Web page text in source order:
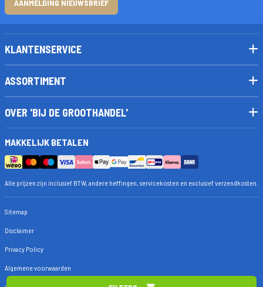
AANMELDING NIEUWSBRIEF
KLANTENSERVICE
ASSORTIMENT
OVER 'BIJ DE GROOTHANDEL'
MAKKELIJK BETALEN
Alle prijzen zijn inclusief BTW, andere heffingen, servicekosten en exclusief verzendkosten.
Sitemap
Disclaimer
Privacy Policy
Algemene voorwaarden